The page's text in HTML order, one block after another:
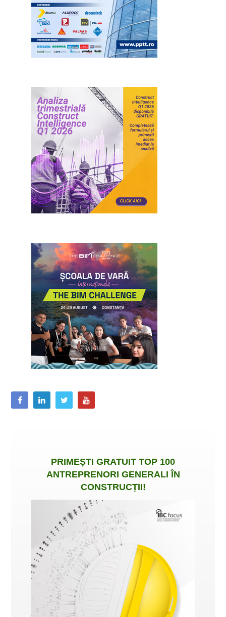
PRIMEȘTI GRATUIT TOP 100
ANTREPRENORI GENERALI ÎN
CONSTRUCȚII!